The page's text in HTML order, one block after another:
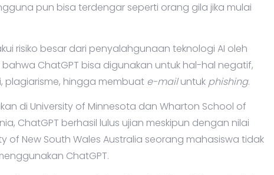
pun bisa terdengar seperti orang gila jika mulai
risiko besar dari penyalahgunaan teknologi AI oleh
ChatGPT bisa digunakan untuk hal-hal negatif,
plagiarisme, hingga membuat e-mailuntuk phishing.
di University of Minnesota dan Wharton School of
ChatGPT berhasil lulus ujian meskipun dengan nilai
of New South Wales Australia seorang mahasiswa tidak
ChatGPT.